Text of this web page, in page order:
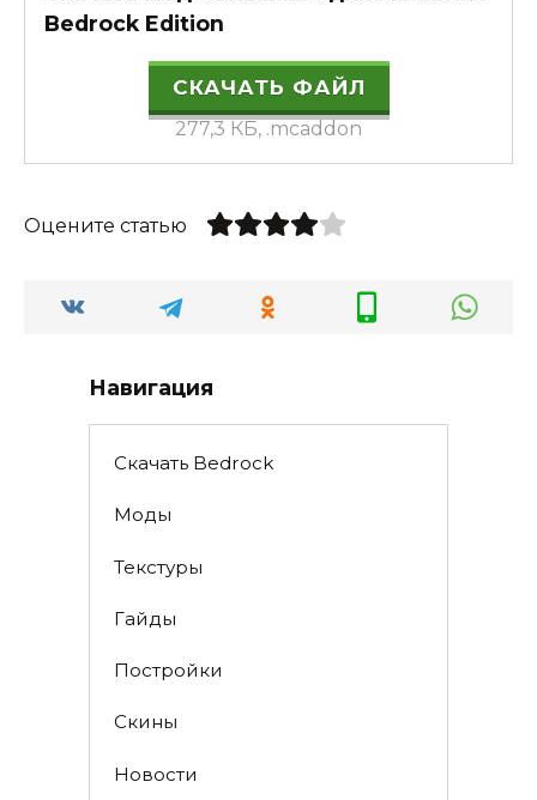
Bedrock Edition
СКАЧАТЬ ФАЙЛ
277,3 КБ, .mcaddon
Оцените статью
Навигация
Скачать Bedrock
Моды
Текстуры
Гайды
Постройки
Скины
Новости